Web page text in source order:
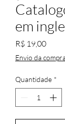
em
R$ 19,00Preço
Envio da compra
Quantidade *